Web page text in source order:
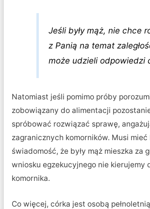
Jeśli były mąż, nie chce
z Panią na temat
może udzieli odpowiedzi
Natomiast jeśli pomimo próby
zobowiązany do alimentacji
spróbować rozwiązać sprawę,
zagranicznych komorników. Musi mieć
świadomość, że były mąż mieszka za
wniosku egzekucyjnego nie kierujemy
komornika.
Co więcej, córka jest osobą